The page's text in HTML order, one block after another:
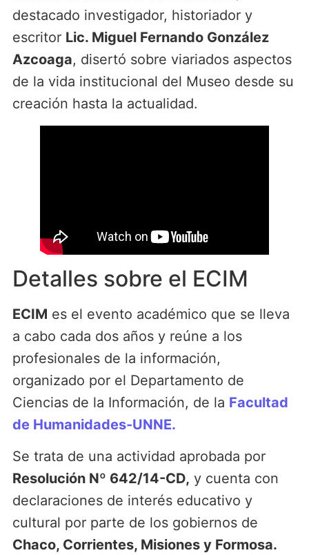
destacado investigador, historiador y
escritor Lic. Miguel Fernando González
Azcoaga, disertó sobre viariados aspectos
de la vida institucional del Museo desde su
creación hasta la actualidad.
Detalles sobre el ECIM
ECIM es el evento académico que se lleva
a cabo cada dos años y reúne a los
profesionales de la información,
organizado por el Departamento de
Ciencias de la Información, de la Facultad
de Humanidades-UNNE.
Se trata de una actividad aprobada por
Resolución Nº 642/14-CD, y cuenta con
declaraciones de interés educativo y
cultural por parte de los gobiernos de
Chaco, Corrientes, Misiones y Formosa.